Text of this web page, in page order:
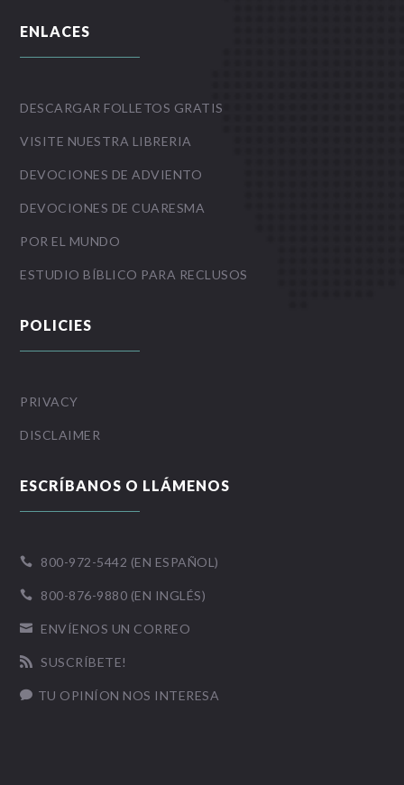
ENLACES
DESCARGAR FOLLETOS GRATIS
VISITE NUESTRA LIBRERIA
DEVOCIONES DE ADVIENTO
DEVOCIONES DE CUARESMA
POR EL MUNDO
ESTUDIO BÍBLICO PARA RECLUSOS
POLICIES
PRIVACY
DISCLAIMER
ESCRÍBANOS O LLÁMENOS
 800-972-5442 (EN ESPAÑOL)
 800-876-9880 (EN INGLÉS)
 ENVÍENOS UN CORREO
 SUSCRÍBETE!
 TU OPINÍON NOS INTERESA